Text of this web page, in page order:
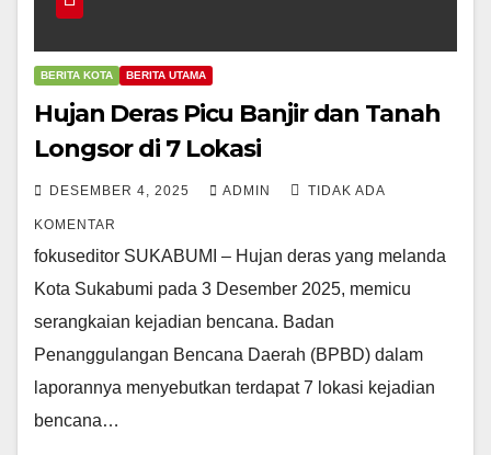
BERITA KOTA BERITA UTAMA
Hujan Deras Picu Banjir dan Tanah
Longsor di 7 Lokasi
DESEMBER 4, 2025 ADMIN TIDAK ADA
KOMENTAR
fokuseditor SUKABUMI – Hujan deras yang melanda
Kota Sukabumi pada 3 Desember 2025, memicu
serangkaian kejadian bencana. Badan
Penanggulangan Bencana Daerah (BPBD) dalam
laporannya menyebutkan terdapat 7 lokasi kejadian
bencana…